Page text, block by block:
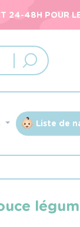
24-48H POUR
Liste de